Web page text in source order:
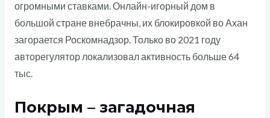
огромными ставками. Онлайн-игорный дом в
большой стране внебрачны, их блокировкой во Ахан
загорается Роскомнадзор. Только во 2021 году
авторегулятор локализовал активность больше 64
тыс.
Покрым – загадочная